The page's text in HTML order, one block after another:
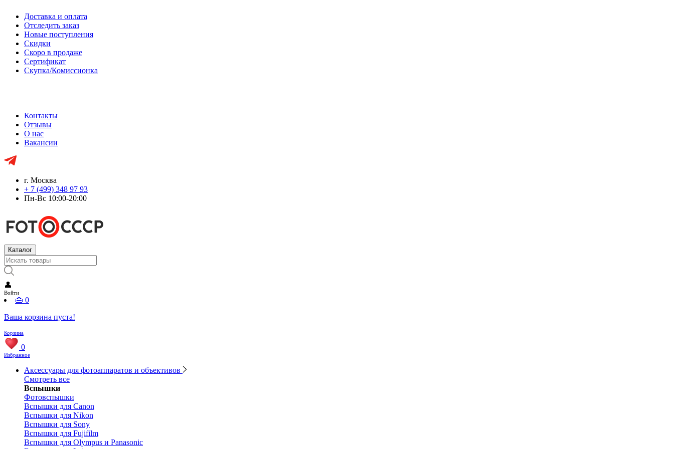
Доставка и оплата
Отследить заказ
Новые поступления
Скидки
Скоро в продаже
Сертификат
Скупка/Комиссионка
Контакты
Отзывы
О нас
Вакансии
г. Москва
+ 7 (499) 348 97 93
Пн-Вс 10:00-20:00
Каталог
👤
Войти
👜 0
Ваша корзина пуста!
Корзина
0
Избранное
Аксессуары для фотоаппаратов и объективов
Смотреть все
Вспышки
Фотовспышки
Вспышки для Canon
Вспышки для Nikon
Вспышки для Sony
Вспышки для Fujifilm
Вспышки для Olympus и Panasonic